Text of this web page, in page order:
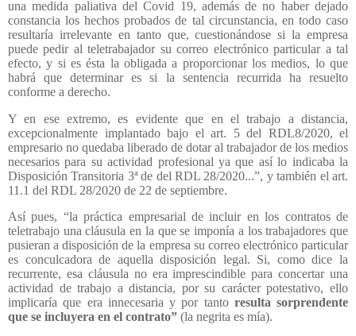
una medida paliativa del Covid 19, además de no haber dejado
constancia los hechos probados de tal circunstancia, en todo caso
resultaría irrelevante en tanto que, cuestionándose si la empresa
puede pedir al teletrabajador su correo electrónico particular a tal
efecto, y si es ésta la obligada a proporcionar los medios, lo que
habrá que determinar es si la sentencia recurrida ha resuelto
conforme a derecho.
Y en ese extremo, es evidente que en el trabajo a distancia,
excepcionalmente implantado bajo el art. 5 del RDL8/2020, el
empresario no quedaba liberado de dotar al trabajador de los medios
necesarios para su actividad profesional ya que así lo indicaba la
Disposición Transitoria 3ª de del RDL 28/2020...”, y también el art.
11.1 del RDL 28/2020 de 22 de septiembre.
Así pues, “la práctica empresarial de incluir en los contratos de
teletrabajo una cláusula en la que se imponía a los trabajadores que
pusieran a disposición de la empresa su correo electrónico particular
es conculcadora de aquella disposición legal. Si, como dice la
recurrente, esa cláusula no era imprescindible para concertar una
actividad de trabajo a distancia, por su carácter potestativo, ello
implicaría que era innecesaria y por tanto resulta sorprendente
que se incluyera en el contrato” (la negrita es mía).